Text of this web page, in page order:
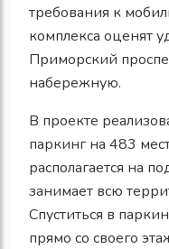
требования к
комплекса оценят
Приморский
набережную.
В проекте
паркинг на 483
располагается на
занимает всю
Спуститься в
прямо со своего